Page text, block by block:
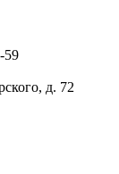
59
д. 72